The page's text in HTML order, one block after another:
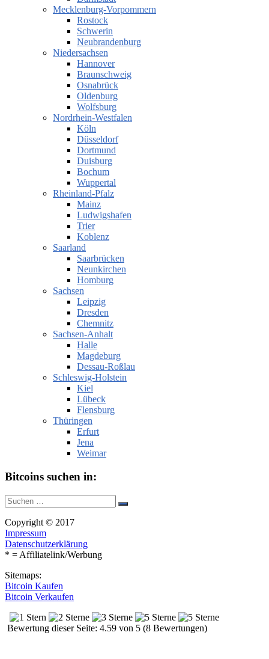
Mecklenburg-Vorpommern
Rostock
Schwerin
Neubrandenburg
Niedersachsen
Hannover
Braunschweig
Osnabrück
Oldenburg
Wolfsburg
Nordrhein-Westfalen
Köln
Düsseldorf
Dortmund
Duisburg
Bochum
Wuppertal
Rheinland-Pfalz
Mainz
Ludwigshafen
Trier
Koblenz
Saarland
Saarbrücken
Neunkirchen
Homburg
Sachsen
Leipzig
Dresden
Chemnitz
Sachsen-Anhalt
Halle
Magdeburg
Dessau-Roßlau
Schleswig-Holstein
Kiel
Lübeck
Flensburg
Thüringen
Erfurt
Jena
Weimar
Bitcoins suchen in:
Suche
nach:
Suchen
Copyright © 2017
Impressum
Datenschutzerklärung
* = Affiliatelink/Werbung
Sitemaps:
Bitcoin Kaufen
Bitcoin Verkaufen
Bewertung dieser Seite: 4.59 von 5 (8 Bewertungen)